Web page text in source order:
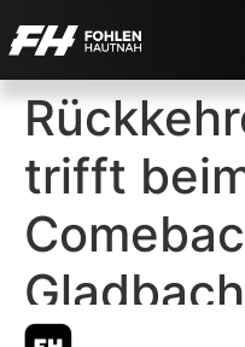
trifft